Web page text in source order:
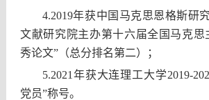
4.2019年获中国马克思恩格斯研
文献研究院主办第十六届全国马克思
秀论文”（总分排名第二）；
5.2021 年获大连理工大学2019-
党员”称号。